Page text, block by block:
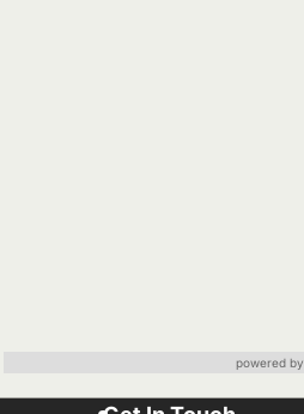
powered by